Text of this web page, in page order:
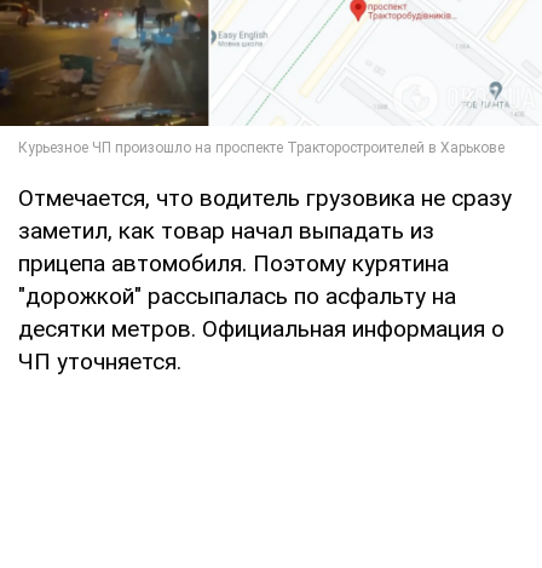
Отмечается, что водитель грузовика не сразу
заметил, как товар начал выпадать из
прицепа автомобиля. Поэтому курятина
"дорожкой" рассыпалась по асфальту на
десятки метров. Официальная информация о
ЧП уточняется.